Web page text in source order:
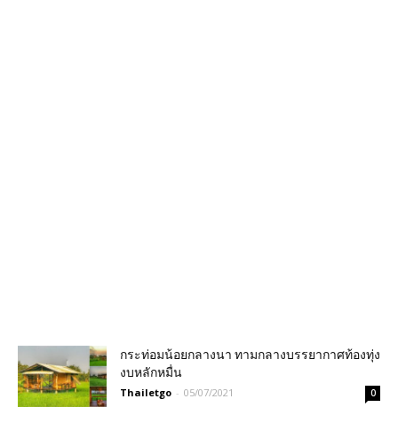
กระท่อมน้อยกลางนา ทามกลางบรรยากาศท้องทุ่ง
งบหลักหมื่น
Thailetgo - 05/07/2021 0